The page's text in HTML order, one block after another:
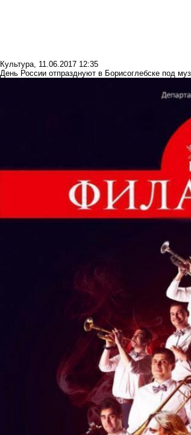
Культура, 11.06.2017 12:35
День России отпразднуют в Борисоглебске под